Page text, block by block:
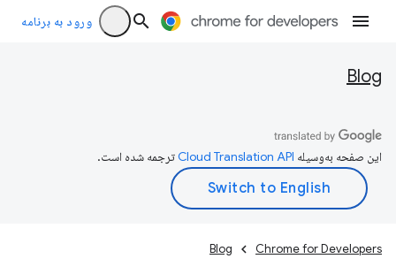
ورود به برنامه
Blog
این صفحه به‌وسیله ترجمه شده است.
Chrome for Developers
Blog